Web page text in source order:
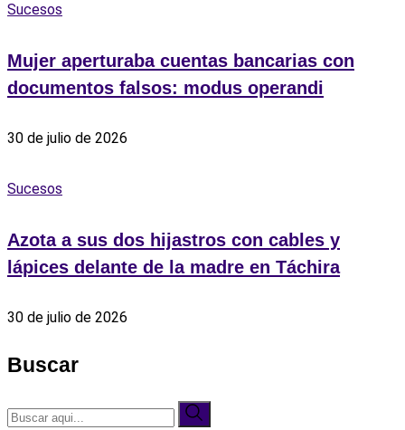
Sucesos
Mujer aperturaba cuentas bancarias con
documentos falsos: modus operandi
30 de julio de 2026
Sucesos
Azota a sus dos hijastros con cables y
lápices delante de la madre en Táchira
30 de julio de 2026
Buscar